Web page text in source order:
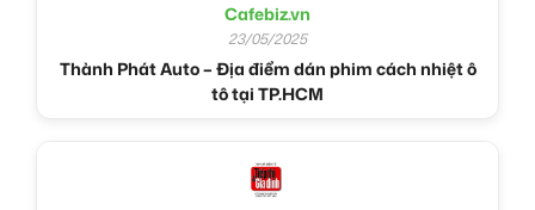
Cafebiz.vn
23/05/2025
Thành Phát Auto – Địa điểm dán phim cách nhiệt ô
tô tại TP.HCM